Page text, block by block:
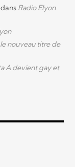
Radio Elyon
nouveau titre de
A devient gay et